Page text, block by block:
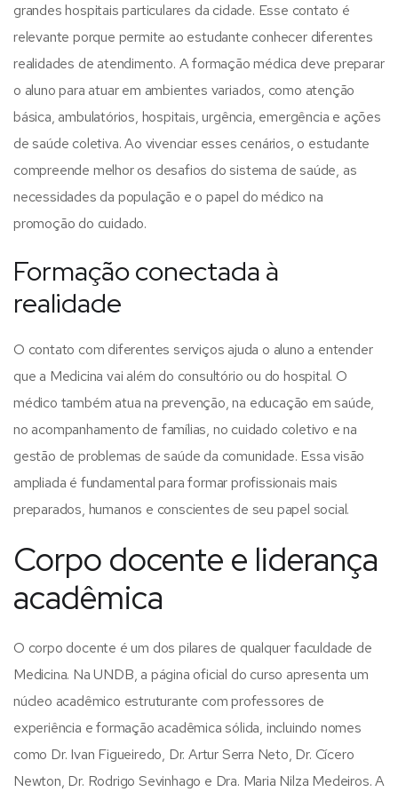
grandes hospitais particulares da cidade. Esse contato é
relevante porque permite ao estudante conhecer diferentes
realidades de atendimento. A formação médica deve preparar
o aluno para atuar em ambientes variados, como atenção
básica, ambulatórios, hospitais, urgência, emergência e ações
de saúde coletiva.Ao vivenciar esses cenários, o estudante
compreende melhor os desafios do sistema de saúde, as
necessidades da população e o papel do médico na
promoção do cuidado.
Formação conectada à
realidade
O contato com diferentes serviços ajuda o aluno a entender
que a Medicina vai além do consultório ou do hospital. O
médico também atua na prevenção, na educação em saúde,
no acompanhamento de famílias, no cuidado coletivo e na
gestão de problemas de saúde da comunidade. Essa visão
ampliada é fundamental para formar profissionais mais
preparados, humanos e conscientes de seu papel social.
Corpo docente e liderança
acadêmica
O corpo docente é um dos pilares de qualquer faculdade de
Medicina. Na UNDB, a página oficial do curso apresenta um
núcleo acadêmico estruturante com professores de
experiência e formação acadêmica sólida, incluindo nomes
como Dr. Ivan Figueiredo, Dr. Artur Serra Neto, Dr. Cícero
Newton, Dr. Rodrigo Sevinhago e Dra. Maria Nilza Medeiros.A